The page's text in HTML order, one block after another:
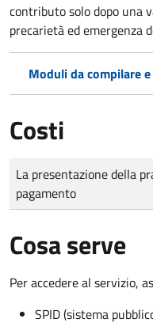
contributo solo dopo una
precarietà ed emergenza
Moduli da compilare
Costi
Tipo di pagamento
Importo
La presentazione della
pagamento
Cosa serve
Per accedere al servizio,
SPID (sistema